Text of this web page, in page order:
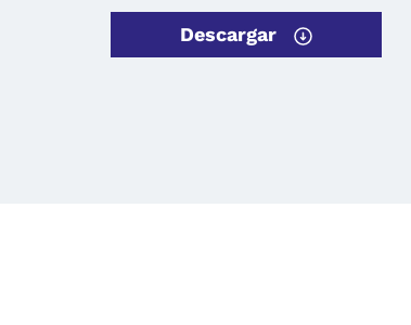
Descargar